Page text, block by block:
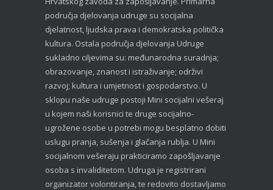
područja djelovanja udruge su socijalna
djelatnost, ljudska prava i demokratska politička
kultura. Ostala područja djelovanja Udruge
sukladno ciljevima su: međunarodna suradnja;
obrazovanje, znanost i istraživanje; održivi
razvoj; kultura i umjetnost i gospodarstvo. U
sklopu naše udruge postoji Mini socijalni vešeraj
u kojem naši korisnici te druge socijalno-
ugrožene osobe u potrebi mogu besplatno dobiti
uslugu pranja, sušenja i glačanja rublja. U Mini
socijalnom vešeraju prakticiramo zapošljavanje
osoba s invaliditetom. Udruga je registrirani
organizator volontiranja, te redovito dostavljamo